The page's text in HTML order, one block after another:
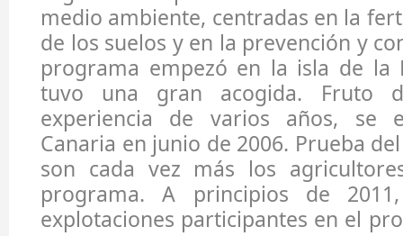
medio ambiente, centradas en la
de los suelos y en la prevención y
programa empezó en la isla de la
tuvo una gran acogida. Fruto
experiencia de varios años, se
Canaria en junio de 2006. Prueba
son cada vez más los
programa. A principios de
explotaciones participantes en el